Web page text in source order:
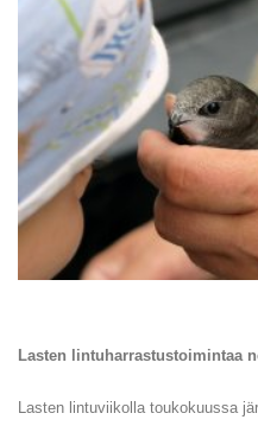
Lasten lintuharrastustoimintaa
Lasten lintuviikolla toukokuussa